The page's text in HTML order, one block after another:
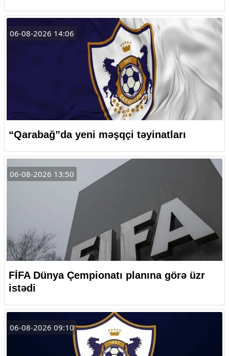
06-08-2026 14:06
“Qarabağ”da yeni məşqçi təyinatları
06-08-2026 13:50
FİFA Dünya Çempionatı planına görə üzr
istədi
06-08-2026 09:10